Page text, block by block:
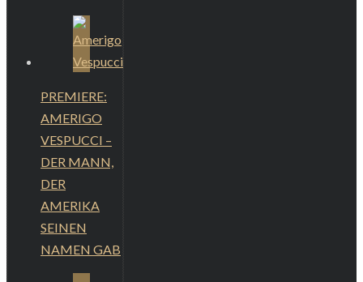
PREMIERE:
AMERIGO
VESPUCCI –
DER MANN,
DER
AMERIKA
SEINEN
NAMEN GAB